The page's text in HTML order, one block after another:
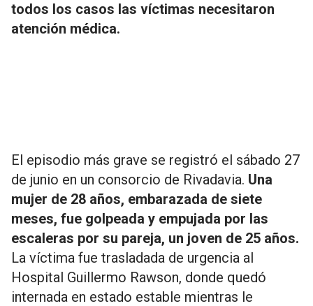
todos los casos las víctimas necesitaron
atención médica.
El episodio más grave se registró el sábado 27
de junio en un consorcio de Rivadavia. Una
mujer de 28 años, embarazada de siete
meses, fue golpeada y empujada por las
escaleras por su pareja, un joven de 25 años.
La víctima fue trasladada de urgencia al
Hospital Guillermo Rawson, donde quedó
internada en estado estable mientras le